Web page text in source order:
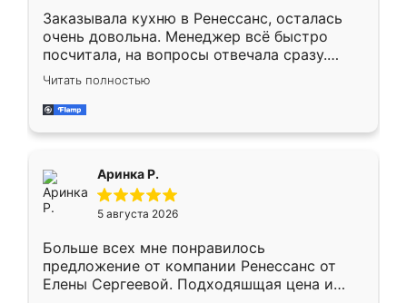
Заказывала кухню в Ренессанс, осталась
очень довольна. Менеджер всё быстро
посчитала, на вопросы отвечала сразу.
Замерщик приехал в субботу, подошёл к
делу со всей ответственностью. Собрали
за день, ребята работали аккуратно, даже
Читать полностью
Аринка Р.
5 августа 2026
Больше всех мне понравилось
предложение от компании Ренессанс от
Елены Сергеевой. Подходяшщая цена и